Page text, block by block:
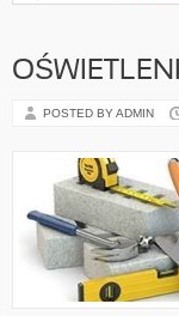
POSTED BY ADMIN